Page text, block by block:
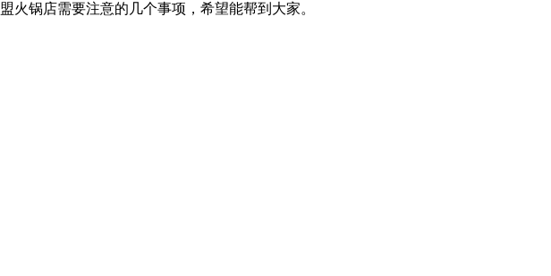
锅店需要注意的几个事项，希望能帮到大家。